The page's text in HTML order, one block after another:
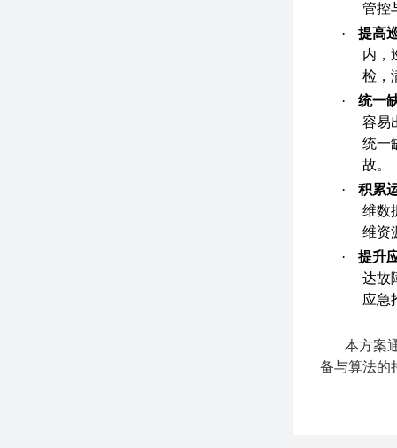
管控
·
提高
内，
检，
·
统一
容易
统一
故。
·
积累
维数
维资
·
提升
达故
应急
本方案
备与算法的